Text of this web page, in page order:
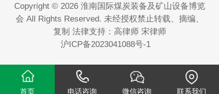
Copyright © 2026 淮南国际煤炭装备及矿山设备博览
会 All Rights Reserved. 未经授权禁止转载、摘编、
复制 法律支持：高律师 宋律师
沪ICP备2023041088号-1
首页 电话咨询 微信咨询 联系我们